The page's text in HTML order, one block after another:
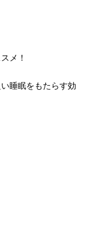
メ！
睡眠をもたらす効